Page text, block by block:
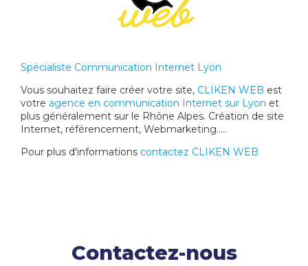
Spécialiste Communication Internet Lyon
Vous souhaitez faire créer votre site, CLIKEN WEB est
votre agence en communication Internet sur Lyon et
plus généralement sur le Rhône Alpes. Création de site
Internet, référencement, Webmarketing…..
Pour plus d'informations contactez CLIKEN WEB
Contactez-nous